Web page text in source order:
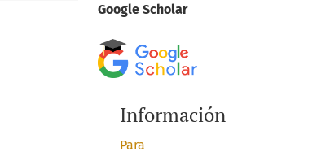
Google Scholar
Información
Para